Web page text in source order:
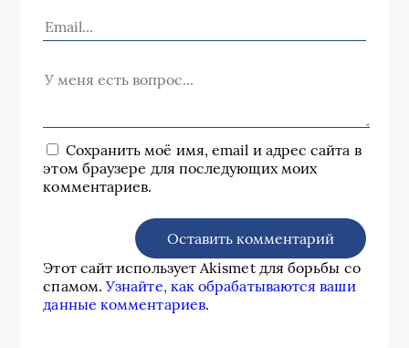
Сохранить моё имя, email и адрес сайта в
этом браузере для последующих моих
комментариев.
Этот сайт использует Akismet для борьбы со
спамом.Узнайте, как обрабатываются ваши
данные комментариев.